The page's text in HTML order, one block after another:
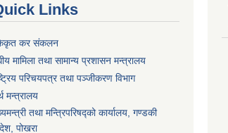
Links
कर संकलन
मामिला तथा सामान्य प्रशासन मन्त्रालय
परिचयपत्र तथा पञ्जीकरण विभाग
मन्त्रालय
तथा मन्त्रिपरिषद्को कार्यालय, गण्डकी
पोखरा